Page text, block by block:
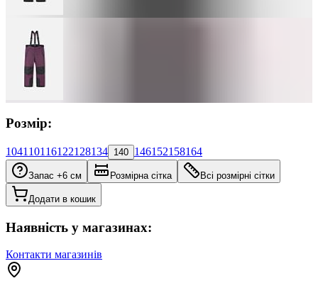
Розмір:
104110116122128134 140 146152158164
Запас +6 см Розмірна сітка Всі розмірні сітки
Додати в кошик
Наявність у магазинах:
Контакти магазинів